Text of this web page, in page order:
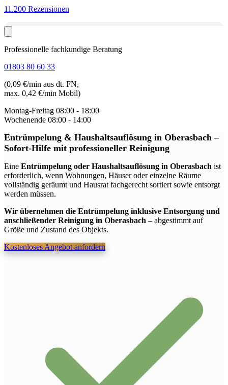
11.200 Rezensionen
Professionelle fachkundige Beratung
01803 80 60 33
(0,09 €/min aus dt. FN,
max. 0,42 €/min Mobil)
Montag-Freitag 08:00 - 18:00
Wochenende 08:00 - 14:00
Entrümpelung & Haushaltsauflösung in Oberasbach–
Sofort-Hilfe mit professioneller Reinigung
Eine Entrümpelung oder Haushaltsauflösung in Oberasbach ist
erforderlich, wenn Wohnungen, Häuser oder einzelne Räume
vollständig geräumt und Hausrat fachgerecht sortiert sowie entsorgt
werden müssen.
Wir übernehmen die Entrümpelung inklusive Entsorgung und
anschließender Reinigung in Oberasbach – abgestimmt auf
Größe und Zustand des Objekts.
Kostenloses Angebot anfordern